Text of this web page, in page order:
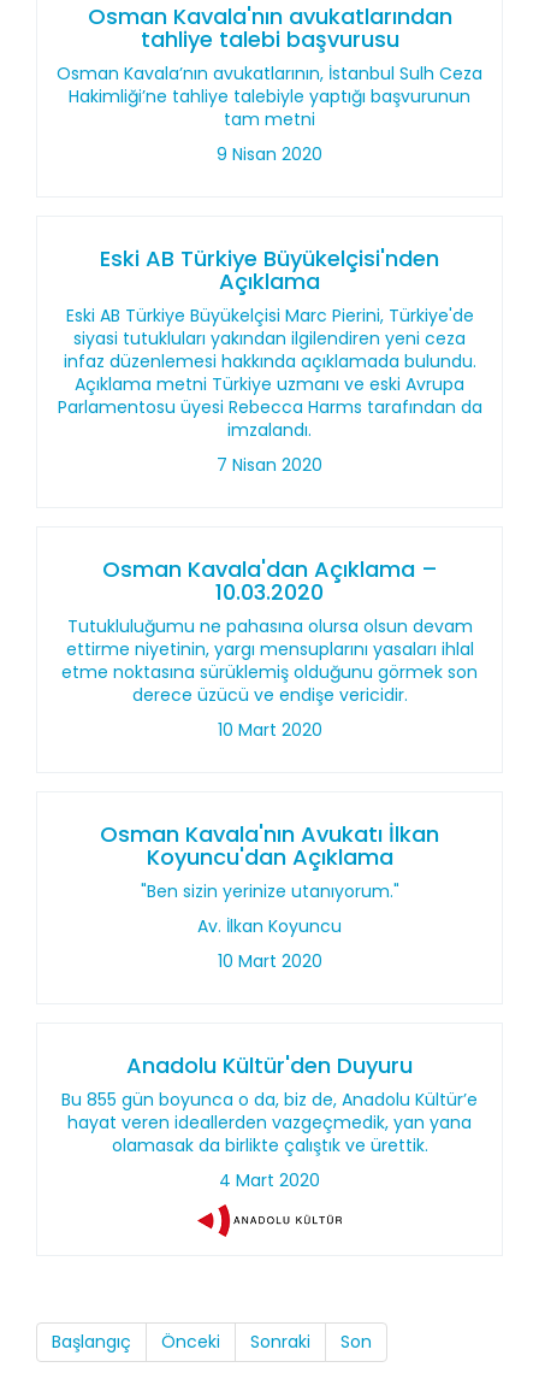
Osman Kavala'nın avukatlarından
tahliye talebi başvurusu
Osman Kavala’nın avukatlarının, İstanbul Sulh Ceza
Hakimliği’ne tahliye talebiyle yaptığı başvurunun
tam metni
9 Nisan 2020
Eski AB Türkiye Büyükelçisi'nden
Açıklama
Eski AB Türkiye Büyükelçisi Marc Pierini, Türkiye'de
siyasi tutukluları yakından ilgilendiren yeni ceza
infaz düzenlemesi hakkında açıklamada bulundu.
Açıklama metni Türkiye uzmanı ve eski Avrupa
Parlamentosu üyesi Rebecca Harms tarafından da
imzalandı.
7 Nisan 2020
Osman Kavala'dan Açıklama –
10.03.2020
Tutukluluğumu ne pahasına olursa olsun devam
ettirme niyetinin, yargı mensuplarını yasaları ihlal
etme noktasına sürüklemiş olduğunu görmek son
derece üzücü ve endişe vericidir.
10 Mart 2020
Osman Kavala'nın Avukatı İlkan
Koyuncu'dan Açıklama
"Ben sizin yerinize utanıyorum."
Av. İlkan Koyuncu
10 Mart 2020
Anadolu Kültür'den Duyuru
Bu 855 gün boyunca o da, biz de, Anadolu Kültür’e
hayat veren ideallerden vazgeçmedik, yan yana
olamasak da birlikte çalıştık ve ürettik.
4 Mart 2020
Başlangıç Önceki Sonraki Son